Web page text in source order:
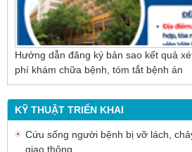
Hướng dẫn đăng ký bản sao kết quả
phí khám chữa bệnh, tóm tắt bệnh án
KỸ THUẬT TRIỂN KHAI
Cứu sống người bệnh bị vỡ lách,
giao thông